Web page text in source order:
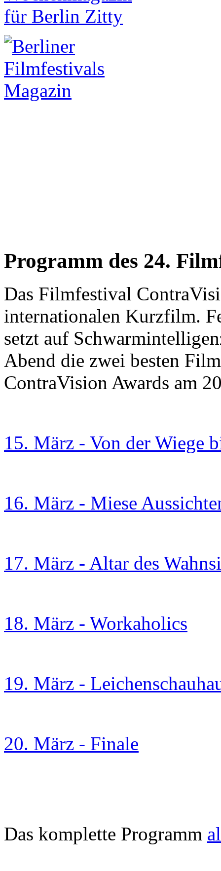
Programm des 24.
Das Filmfestival
internationalen Kurzfilm.
setzt auf
Abend die zwei besten
ContraVision Awards am
15. März - Von der Wiege
16. März - Miese
17. März - Altar des
18. März - Workaholics
19. März -
20. März - Finale
Das komplette Programm